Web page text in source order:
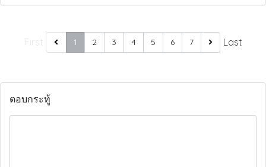
1 2 3 4 5 6 7 Last
ตอบกระทู้